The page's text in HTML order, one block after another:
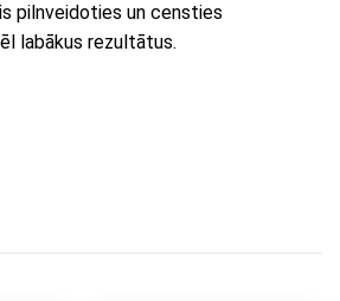
pilnveidoties un censties
labākus rezultātus.